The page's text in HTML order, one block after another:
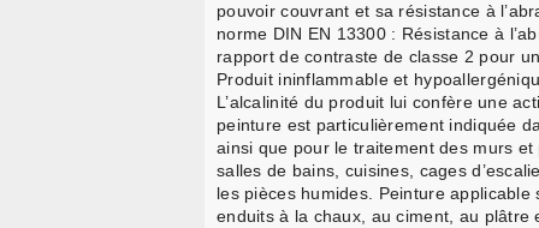
pouvoir couvrant et sa résistance à
norme DIN EN 13300 : Résistance à
rapport de contraste de classe 2 pour
Produit ininflammable et
L’alcalinité du produit lui confère une
peinture est particulièrement indiquée
ainsi que pour le traitement des murs
salles de bains, cuisines, cages
les pièces humides. Peinture
enduits à la chaux, au ciment, au plâtre